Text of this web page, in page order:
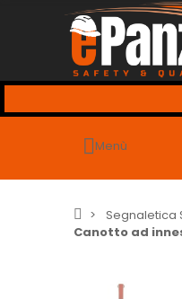
coupon per sconti
Menù
Segnaletica
Canotto ad